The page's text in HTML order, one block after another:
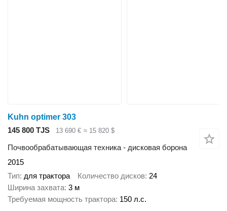
Kuhn optimer 303
145 800 TJS
13 690 € ≈ 15 820 $
Почвообрабатывающая техника - дисковая борона
2015
Тип для трактора Количество дисков 24
Ширина захвата 3 м
Требуемая мощность трактора 150 л.с.